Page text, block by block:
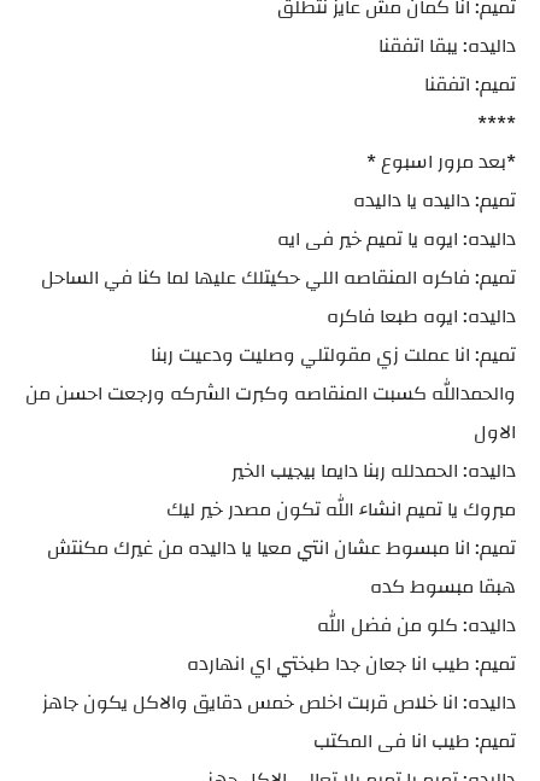
تميم: انا كمان مش عايز نتطلق
داليده: يبقا اتفقنا
تميم: اتفقنا
****
*بعد مرور اسبوع *
تميم: داليده يا داليده
داليده: ايوه يا تميم خير فى ايه
تميم: فاكره المنقاصه اللي حكيتلك عليها لما كنا في الساحل
داليده: ايوه طبعا فاكره
تميم: انا عملت زي مقولتلي وصليت ودعيت ربنا
والحمدالله كسبت المنقاصه وكبرت الشركه ورجعت احسن من
الاول
داليده: الحمدلله ربنا دايما بيجيب الخير
مبروك يا تميم انشاء الله تكون مصدر خير ليك
تميم: انا مبسوط عشان انتي معيا يا داليده من غيرك مكنتش
هبقا مبسوط كده
داليده: كلو من فضل الله
تميم: طيب انا جعان جدا طبختي اي انهارده
داليده: انا خلاص قربت اخلص خمس دقايق والاكل يكون جاهز
تميم: طيب انا فى المكتب